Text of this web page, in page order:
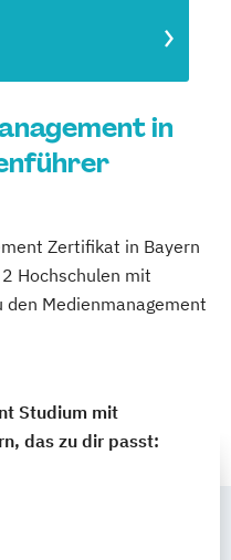
in
Zertifikat in Bayern
Hochschulen mit
den Medienmanagement
Studium mit
das zu dir passt: